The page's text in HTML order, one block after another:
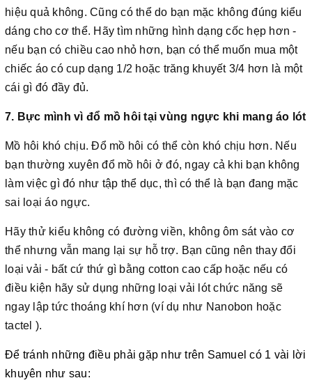
hiệu quả không. Cũng có thể do bạn mặc không đúng kiểu
dáng cho cơ thể. Hãy tìm những hình dạng cốc hẹp hơn -
nếu bạn có chiều cao nhỏ hơn, bạn có thể muốn mua một
chiếc áo có cup dạng 1/2 hoặc trăng khuyết 3/4 hơn là một
cái gì đó đầy đủ.
7. Bực mình vì đổ mồ hôi tại vùng ngực khi mang áo lót
Mồ hôi khó chịu. Đổ mồ hôi có thể còn khó chịu hơn. Nếu
bạn thường xuyên đổ mồ hôi ở đó, ngay cả khi bạn không
làm việc gì đó như tập thể dục, thì có thể là bạn đang mặc
sai loại áo ngực.
Hãy thử kiểu không có đường viền, không ôm sát vào cơ
thể nhưng vẫn mang lại sự hỗ trợ. Bạn cũng nên thay đổi
loại vải - bất cứ thứ gì bằng cotton cao cấp hoặc nếu có
điều kiện hãy sử dụng những loại vải lót chức năng sẽ
ngay lập tức thoáng khí hơn (ví dụ như Nanobon hoặc
tactel ).
Để tránh những điều phải gặp như trên Samuel có 1 vài lời
khuyên như sau: